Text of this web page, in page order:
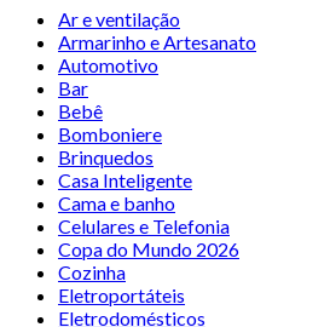
Ar e ventilação
Armarinho e Artesanato
Automotivo
Bar
Bebê
Bomboniere
Brinquedos
Casa Inteligente
Cama e banho
Celulares e Telefonia
Copa do Mundo 2026
Cozinha
Eletroportáteis
Eletrodomésticos